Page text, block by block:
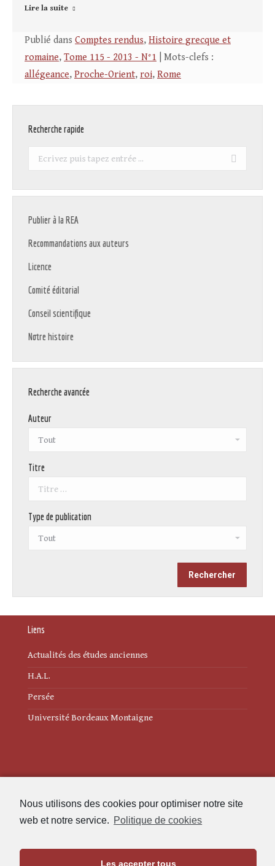
Nous utilisons des cookies pour optimiser notre site
web et notre service. Politique de cookies
Les accepter tous
Lire la suite
Publié dans Comptes rendus, Histoire grecque et
romaine, Tome 115 - 2013 - N°1 | Mots-clefs :
allégeance, Proche-Orient, roi, Rome
Recherche rapide
Recherche
Publier à la REA
Recommandations aux auteurs
Licence
Comité éditorial
Conseil scientifique
Notre histoire
Recherche avancée
Auteur
Titre
Type de publication
Liens
Actualités des études anciennes
H.A.L.
Persée
Université Bordeaux Montaigne
Politique de cookies (UE)